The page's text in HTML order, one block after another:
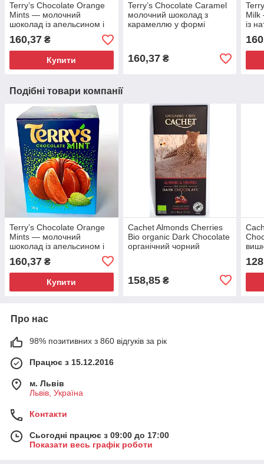
Terry’s Chocolate Orange
Mints — молочний
шоколад із апельсином і
м’ятою 145 г
160,37 ₴
Купити
Terry’s Chocolate Caramel
молочний шоколад з
карамеллю у формі
160,37₴
Milk
із
Подібні товари компанії
Terry’s Chocolate Orange
Mints — молочний
шоколад із апельсином і
160,37 ₴
Купити
Cachet Almonds Cherries
Bio organic Dark Chocolate
органічний чорний
158,85₴
Про нас
98% позитивних з 860 відгуків за рік
Працює з 15.12.2016
м. Львів
Львів, Україна
Контакти
Сьогодні працює з 09:00 до 17:00
Показати весь графік роботи